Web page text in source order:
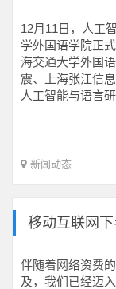
12月11日，人工
学外国语学院正
海交通大学外国
震、上海张江信
人工智能与语言
新闻动态
移动互联网
伴随着网络资费
及，我们已经迈